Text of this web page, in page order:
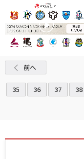
前へ
35 36 37 38